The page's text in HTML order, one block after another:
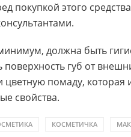
покупкой этого
должна быть
поверхность губ от
помаду, которая
свойства.
КОСМЕТИЧКА